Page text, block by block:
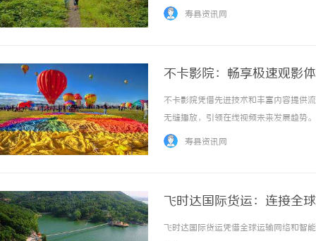
寿县资讯网
不卡影院：畅享极速观影
不卡影院凭借先进技术和丰富内容提供
无缝播放，引领在线视频未来发展趋势
寿县资讯网
飞时达国际货运：连接全
飞时达国际货运凭借全球运输网络和智